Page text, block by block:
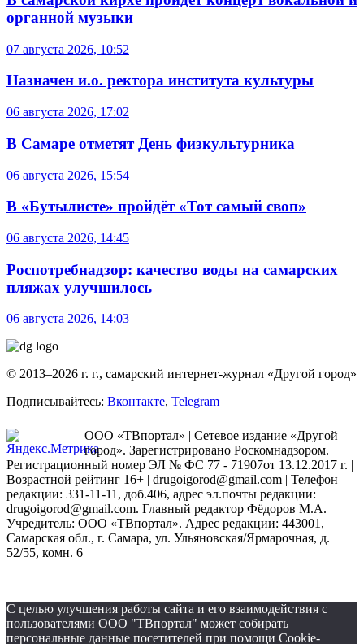
органной музыки
07 августа 2026, 10:52
Назначен и.о. ректора института культуры
06 августа 2026, 17:02
В Самаре отметят День физкультурника
06 августа 2026, 15:54
В «Бутылисте» пройдёт «Тот самый своп»
06 августа 2026, 14:45
Роспотребнадзор: качество воды на самарских
пляжах улучшилось
06 августа 2026, 14:03
© 2013–2026 г. г., самарский интернет-журнал «Другой город»
Подписывайтесь: Вконтакте, Telegram
ООО «ТВпортал» | Сетевое издание «Другой
город». Зарегистрировано Роскомнадзором.
Регистрационный номер ЭЛ № ФС 77 - 71907от 13.12.2017 г. |
Возрастной рейтинг 16+ | drugoigorod@gmail.com | Телефон
редакции: 331-11-11, доб.406, адрес эл.почты редакции:
drugoigorod@gmail.com. Главный редактор Фёдоров М.А.
Учредитель: ООО «ТВпортал». Адрес редакции: 443001,
Самарская обл., г. Самара, ул. Ульяновская/Ярмарочная, д.
52/55, комн. 6
С целью улучшения работы сайта и его взаимодействия с
пользователями ООО "ТВпортал" может собирать
персональные данные посетителей при помощи Cookie-